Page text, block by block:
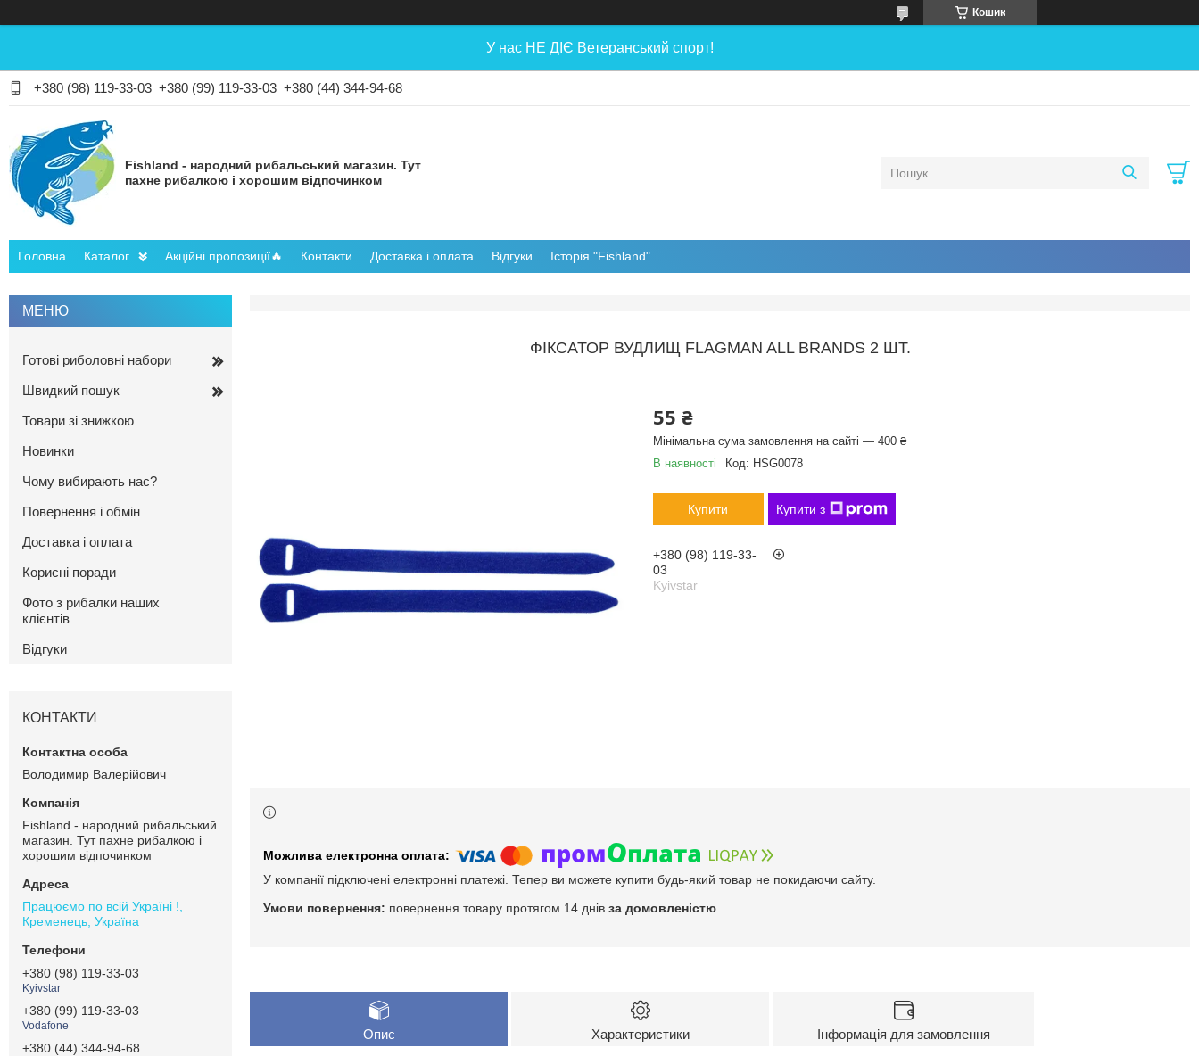
Кошик
У нас НЕ ДІЄ Ветеранський спорт!
+380 (98) 119-33-03 +380 (99) 119-33-03 +380 (44) 344-94-68
Fishland - народний рибальський магазин. Тут
пахне рибалкою і хорошим відпочинком
Головна Каталог Акційні пропозиції🔥 Контакти Доставка і оплата Відгуки Історія "Fishland"
ФІКСАТОР ВУДЛИЩ FLAGMAN ALL BRANDS 2 ШТ.
55 ₴
Мінімальна сума замовлення на сайті — 400 ₴
В наявності
Код: HSG0078
Купити Купити з
+380 (98) 119-33-
03
Kyivstar
У компанії підключені електронні платежі. Тепер ви можете купити будь-який товар не покидаючи сайту.
повернення товару протягом 14 днів за домовленістю
Опис Характеристики Інформація для замовлення
Готові риболовні набори
Швидкий пошук
Товари зі знижкою
Новинки
Чому вибирають нас?
Повернення і обмін
Доставка і оплата
Корисні поради
Фото з рибалки наших
клієнтів
Відгуки
КОНТАКТИ
Володимир Валерійович
Fishland - народний рибальський
магазин. Тут пахне рибалкою і
хорошим відпочинком
Працюємо по всій Україні !,
Кременець, Україна
+380 (98) 119-33-03
Kyivstar
+380 (99) 119-33-03
Vodafone
+380 (44) 344-94-68